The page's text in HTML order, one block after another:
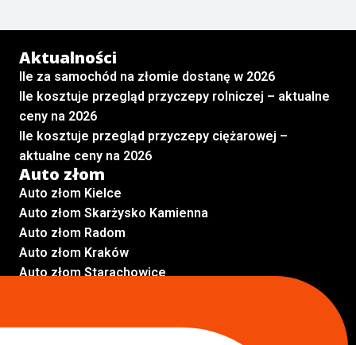
Aktualności
Ile za samochód na złomie dostanę w 2026
Ile kosztuje przegląd przyczepy rolniczej – aktualne
ceny na 2026
Ile kosztuje przegląd przyczepy ciężarowej –
aktualne ceny na 2026
Auto złom
Auto złom Kielce
Auto złom Skarżysko Kamienna
Auto złom Radom
Auto złom Kraków
Auto złom Starachowice
Inne lokalizacje